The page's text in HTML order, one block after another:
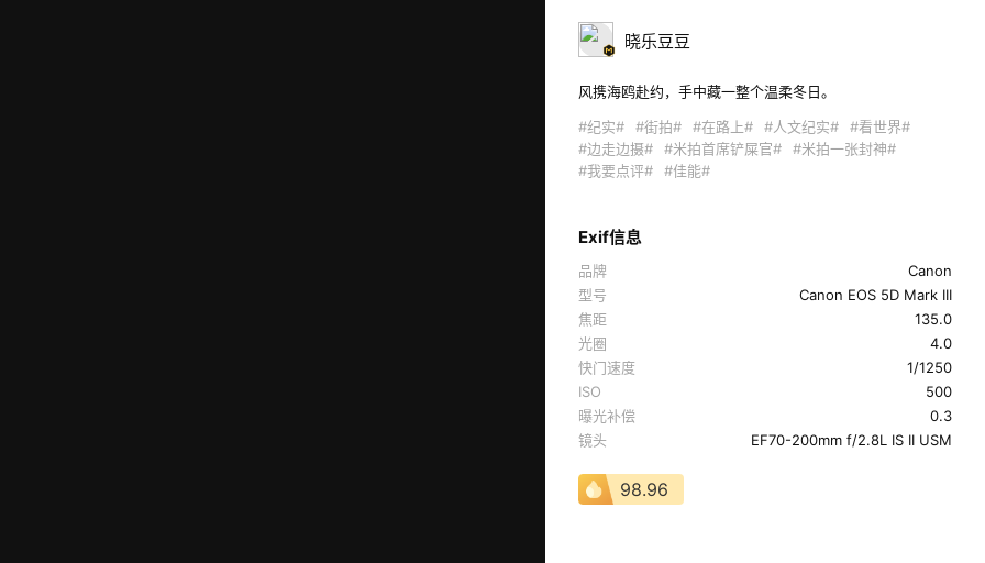
晓乐豆豆
风携海鸥赴约，手中藏一整个温柔冬日。
#纪实#
#街拍# #在路上# #人文纪实#
#看世界#
#边走边摄#
#米拍首席铲屎官#
#米拍一张封神#
#我要点评#
#佳能#
Exif信息
品牌
Canon
型号
Canon EOS 5D Mark III
焦距
135.0
光圈
4.0
快门速度
1/1250
ISO
500
曝光补偿
0.3
镜头
EF70-200mm f/2.8L IS II USM
98.96